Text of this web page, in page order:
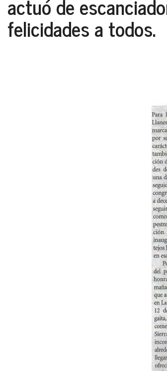
actuó de
felicidades a todos.